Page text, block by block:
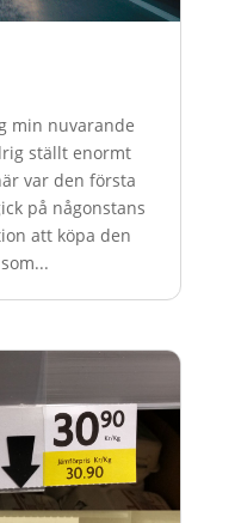
min nuvarande
ställt enormt
var den första
på någonstans
att köpa den